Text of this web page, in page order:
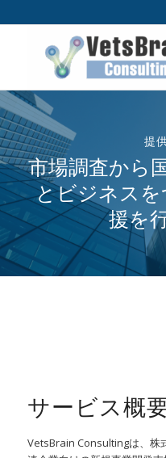
提
市場調査から
とビジネス
援を
サービス概
VetsBrain Consultingは、株